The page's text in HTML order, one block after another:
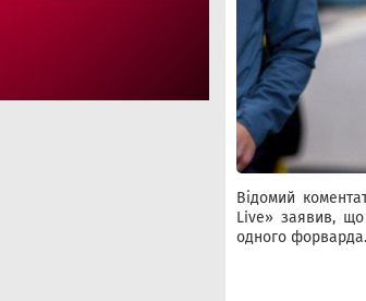
Відомий
Live» заявив,
одного